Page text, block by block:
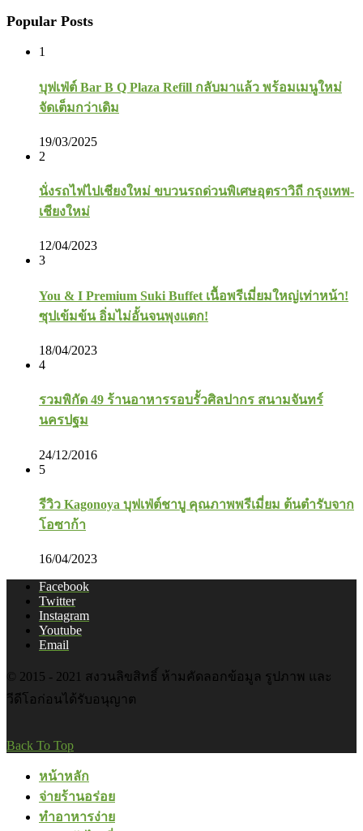
Popular Posts
1
บุฟเฟ่ต์ Bar B Q Plaza Refill กลับมาแล้ว พร้อมเมนูใหม่
จัดเต็มกว่าเดิม
19/03/2025
2
นั่งรถไฟไปเชียงใหม่ ขบวนรถด่วนพิเศษอุตราวิถี กรุงเทพ-
เชียงใหม่
12/04/2023
3
You & I Premium Suki Buffet เนื้อพรีเมี่ยมใหญ่เท่าหน้า!
ซุปเข้มข้น อิ่มไม่อั้นจนพุงแตก!
18/04/2023
4
รวมพิกัด 49 ร้านอาหารรอบรั้วศิลปากร สนามจันทร์
นครปฐม
24/12/2016
5
รีวิว Kagonoya บุฟเฟ่ต์ชาบู คุณภาพพรีเมี่ยม ต้นตำรับจาก
โอซาก้า
16/04/2023
Facebook
Twitter
Instagram
Youtube
Email
© 2015 - 2021 สงวนลิขสิทธิ์ ห้ามคัดลอกข้อมูล รูปภาพ และ
วีดีโอก่อนได้รับอนุญาต
Back To Top
หน้าหลัก
จ่ายร้านอร่อย
ทำอาหารง่าย